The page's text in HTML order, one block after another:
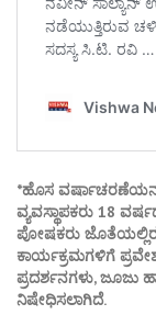
*ಹೊಸ
ವ್ಯವಸ್ಥಾಪಕರು 18
ಪೋಷಕರು
ಕಾರ್ಯಕ್ರಮಗಳಿಗೆ
ಪ್ರದರ್ಶನಗಳು, ಜೂಜು
ನಿಷೇಧಿಸಲಾಗಿದೆ.